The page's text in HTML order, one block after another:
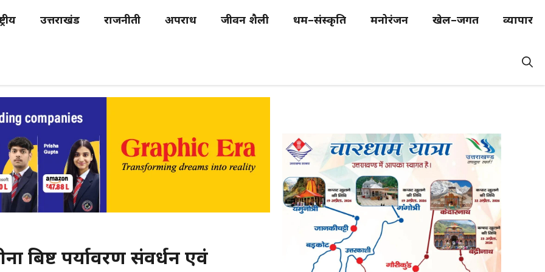
उत्तराखंड राजनीती अपराध जीवन शैली धर्म–संस्कृति मनोरंजन खेल–जगत व्यापार
बिष्ट पर्यावरण संवर्धन एवं